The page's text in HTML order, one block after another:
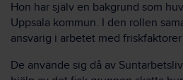
Hon har själv en bakgrund som
Uppsala kommun. I den rollen
ansvarig i arbetet med
De använde sig då av